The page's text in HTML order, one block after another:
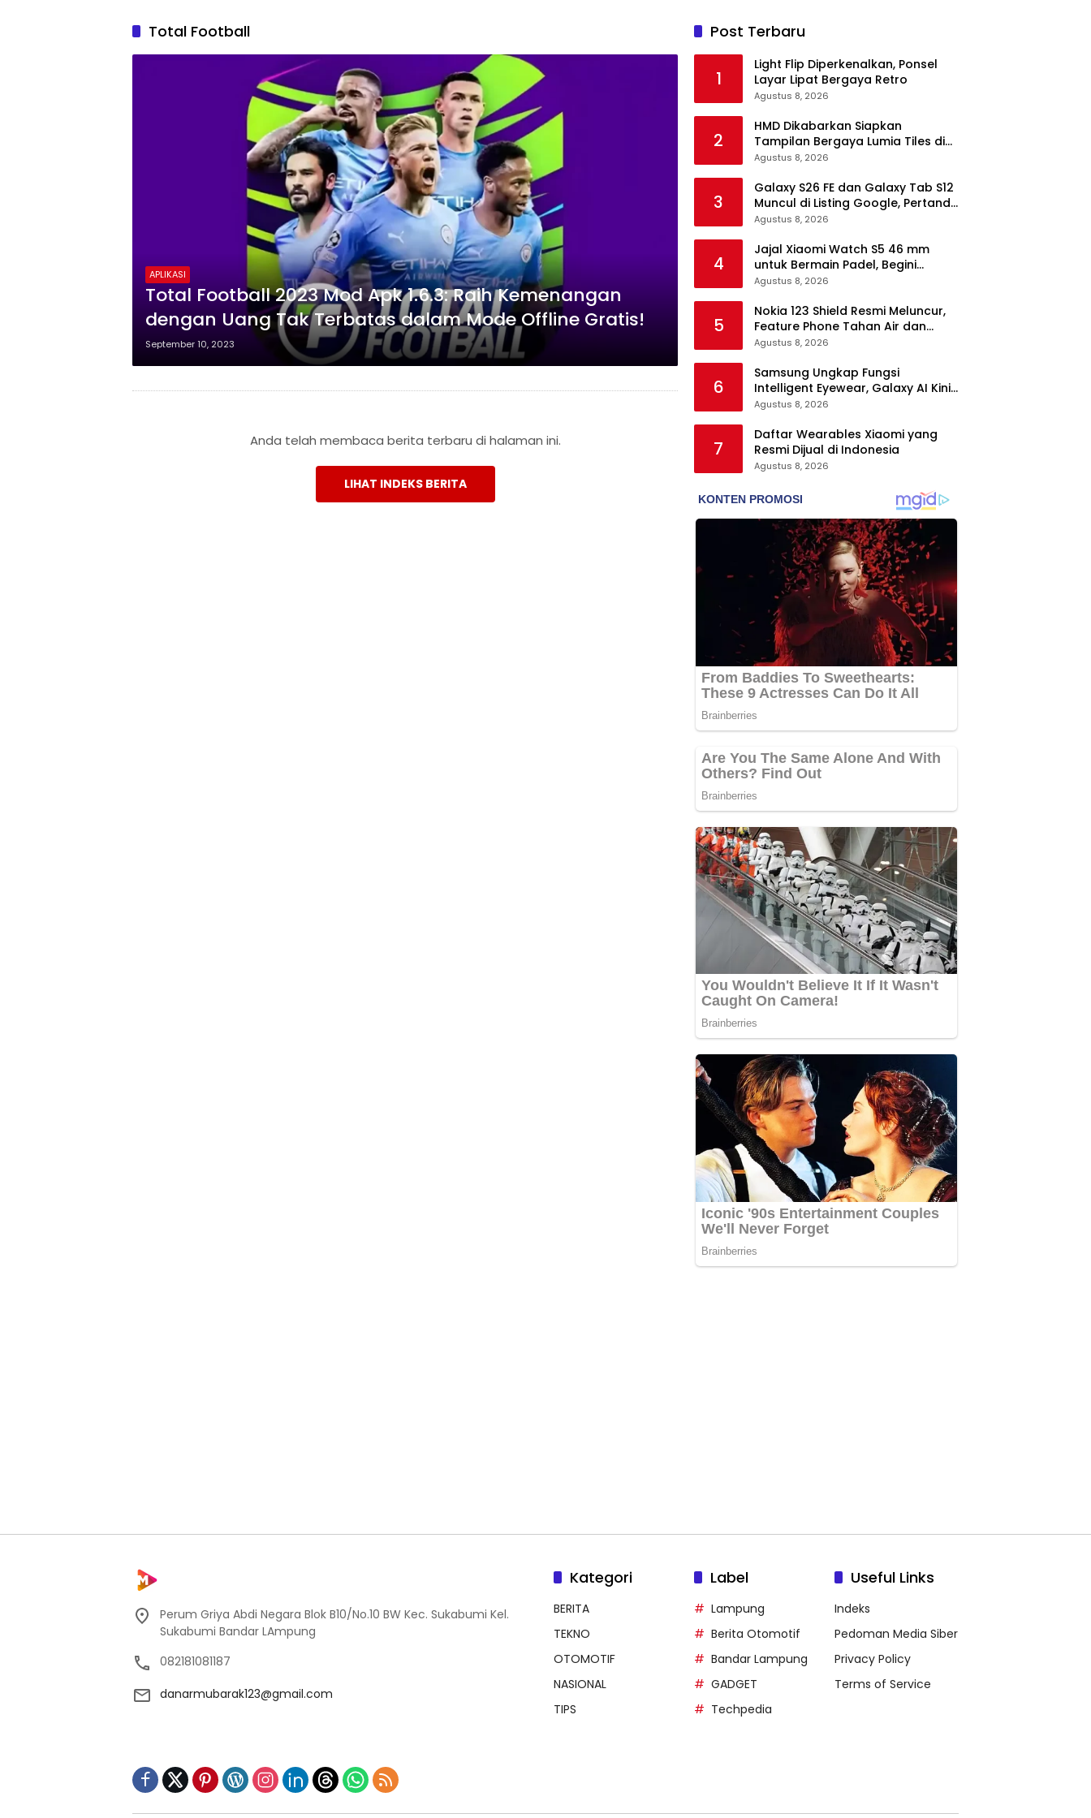
Total Football
APLIKASI
Total Football 2023 Mod Apk 1.6.3: Raih Kemenangan
dengan Uang Tak Terbatas dalam Mode Offline Gratis!
September 10, 2023
Anda telah membaca berita terbaru di halaman ini.
LIHAT INDEKS BERITA
Post Terbaru
1
Light Flip Diperkenalkan, Ponsel
Layar Lipat Bergaya Retro
Agustus 8, 2026
2
HMD Dikabarkan Siapkan
Tampilan Bergaya Lumia Tiles di
Ponsel Android
Agustus 8, 2026
3
Galaxy S26 FE dan Galaxy Tab S12
Muncul di Listing Google, Pertanda
Segera Rilis?
Agustus 8, 2026
4
Jajal Xiaomi Watch S5 46 mm
untuk Bermain Padel, Begini
Kemampuannya
Agustus 8, 2026
5
Nokia 123 Shield Resmi Meluncur,
Feature Phone Tahan Air dan
Debu
Agustus 8, 2026
6
Samsung Ungkap Fungsi
Intelligent Eyewear, Galaxy AI Kini
Bisa Diakses Tanpa Layar
Agustus 8, 2026
7
Daftar Wearables Xiaomi yang
Resmi Dijual di Indonesia
Agustus 8, 2026
Perum Griya Abdi Negara Blok B10/No.10 BW Kec. Sukabumi Kel.
Sukabumi Bandar LAmpung
082181081187
danarmubarak123@gmail.com
Kategori
BERITA
TEKNO
OTOMOTIF
NASIONAL
TIPS
Label
Lampung
Berita Otomotif
Bandar Lampung
GADGET
Techpedia
Useful Links
Indeks
Pedoman Media Siber
Privacy Policy
Terms of Service